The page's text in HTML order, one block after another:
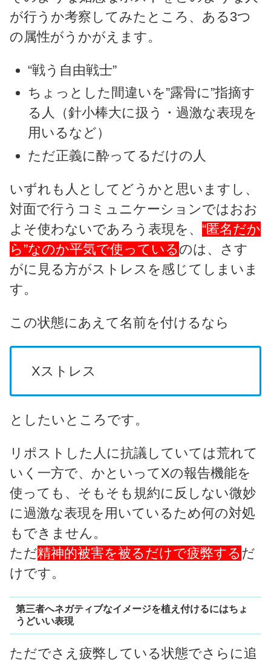
が行うか考察してみたところ、ある3つ
の属性がうかがえます。
“戦う自由戦士”
ちょっとした間違いを”露骨に”指摘す
る人（針小棒大に扱う・過激な表現を
用いるなど）
ただ正義に酔ってるだけの人
いずれも人としてどうかと思いますし、
対面で行うコミュニケーションではおお
よそ使わないであろう表現を、 “匿名だか
ら”なのか平気で使っているのは、さす
がに見る方がストレスを感じてしまいま
す。
この状態にあえて名前を付けるなら
Xストレス
としたいところです。
リポストした人に抗議していては荒れて
いく一方で、かといってXの報告機能を
使っても、そもそも規約に反しない微妙
に過激な表現を用いているため何の対処
もできません。
ただ精神的被害を被るだけで疲弊する だ
けです。
第三者へネガティブなイメージを植え付けるにはちょ
うどいい表現
ただでさえ疲弊している状態でさらに追